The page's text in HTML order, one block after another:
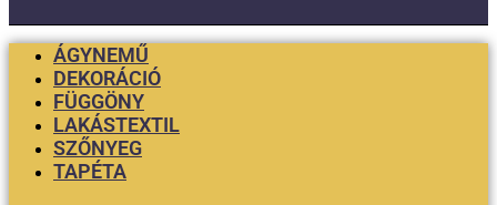
ÁGYNEMŰ
DEKORÁCIÓ
FÜGGÖNY
LAKÁSTEXTIL
SZŐNYEG
TAPÉTA